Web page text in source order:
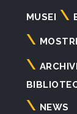
MUSEI
NEWS